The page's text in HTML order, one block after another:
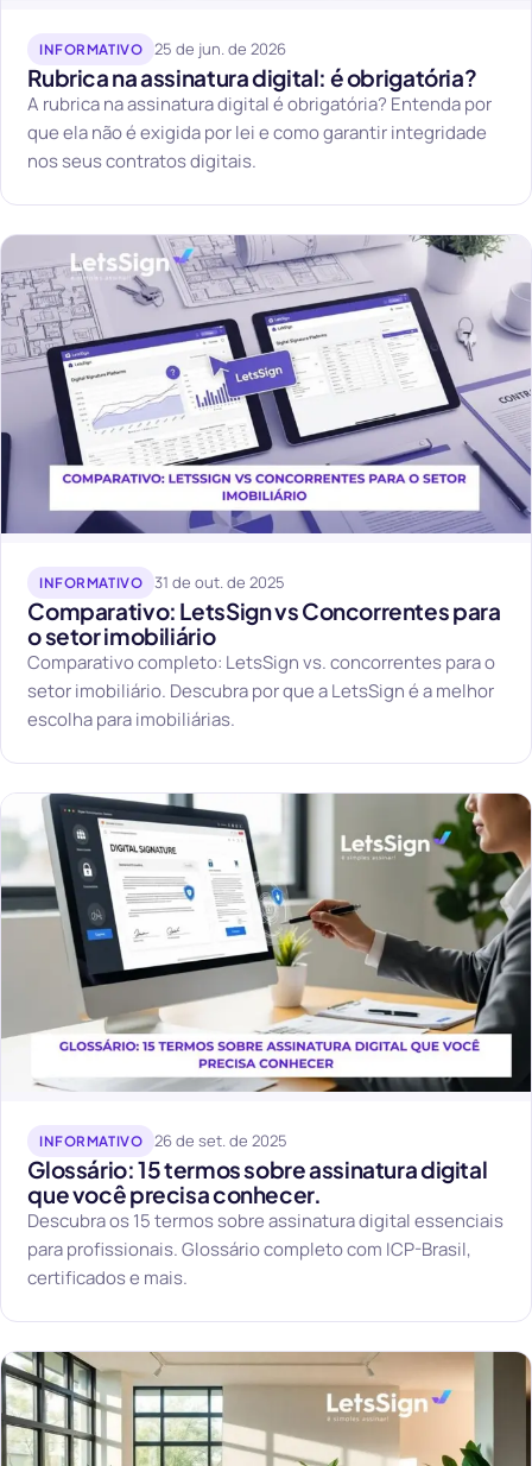
INFORMATIVO 25 de jun. de 2026
Rubrica na assinatura digital: é obrigatória?
A rubrica na assinatura digital é obrigatória? Entenda por
que ela não é exigida por lei e como garantir integridade
nos seus contratos digitais.
INFORMATIVO 31 de out. de 2025
Comparativo: LetsSign vs Concorrentes para
o setor imobiliário
Comparativo completo: LetsSign vs. concorrentes para o
setor imobiliário. Descubra por que a LetsSign é a melhor
escolha para imobiliárias.
INFORMATIVO 26 de set. de 2025
Glossário: 15 termos sobre assinatura digital
que você precisa conhecer.
Descubra os 15 termos sobre assinatura digital essenciais
para profissionais. Glossário completo com ICP-Brasil,
certificados e mais.